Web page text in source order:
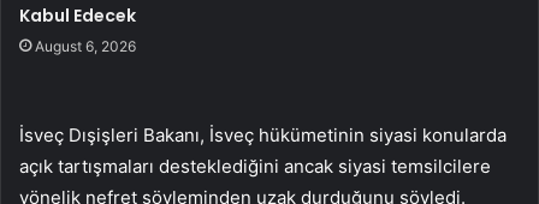
Kabul Edecek
August 6, 2026
İsveç Dışişleri Bakanı, İsveç hükümetinin siyasi konularda
açık tartışmaları desteklediğini ancak siyasi temsilcilere
yönelik nefret söyleminden uzak durduğunu söyledi.